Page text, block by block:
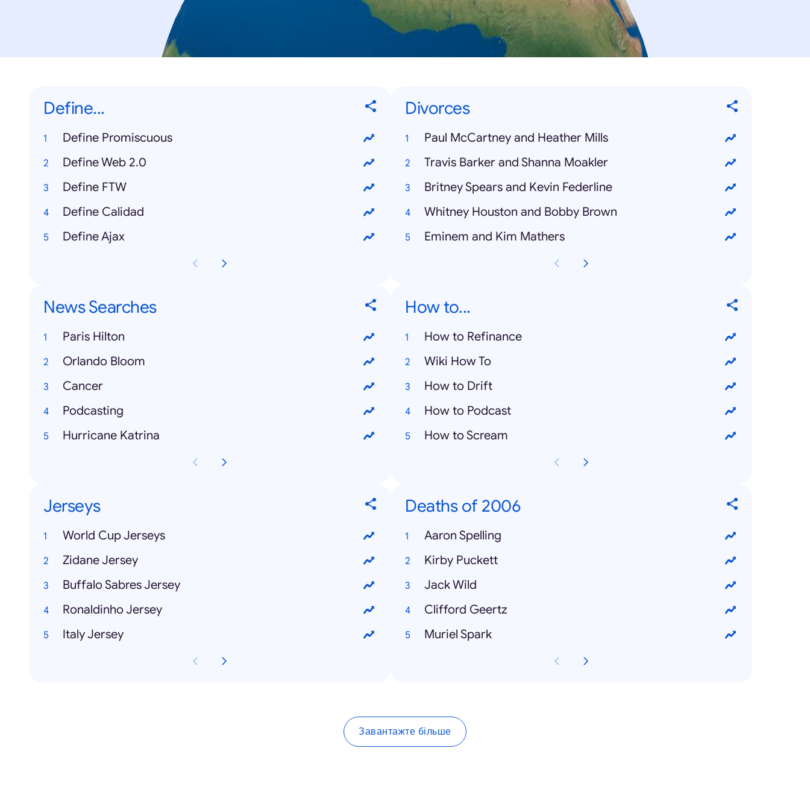
Define...
Define Promiscuous
Define Web 2.0
Define FTW
Define Calidad
Define Ajax
Divorces
Paul McCartney and Heather Mills
Travis Barker and Shanna Moakler
Britney Spears and Kevin Federline
Whitney Houston and Bobby Brown
Eminem and Kim Mathers
News Searches
Paris Hilton
Orlando Bloom
Cancer
Podcasting
Hurricane Katrina
How to...
How to Refinance
Wiki How To
How to Drift
How to Podcast
How to Scream
Jerseys
World Cup Jerseys
Zidane Jersey
Buffalo Sabres Jersey
Ronaldinho Jersey
Italy Jersey
Deaths of 2006
Aaron Spelling
Kirby Puckett
Jack Wild
Clifford Geertz
Muriel Spark
Завантажте більше